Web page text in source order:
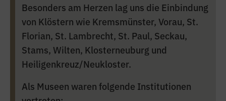
Besonders am Herzen lag uns die Einbindung
von Klöstern wie Kremsmünster, Vorau, St.
Florian, St. Lambrecht, St. Paul, Seckau,
Stams, Wilten, Klosterneuburg und
Heiligenkreuz/Neukloster.
Als Museen waren folgende Institutionen